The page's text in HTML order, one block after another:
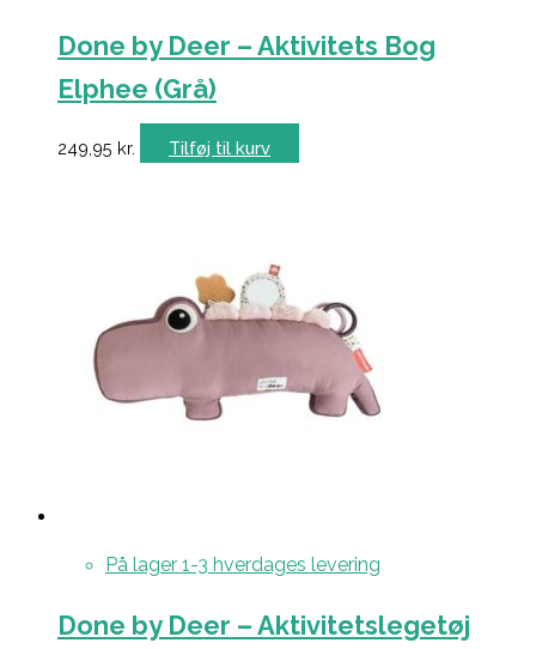
Done by Deer – Aktivitets Bog
Elphee (Grå)
249,95 kr. Tilføj til kurv
På lager 1-3 hverdages levering
Done by Deer – Aktivitetslegetøj